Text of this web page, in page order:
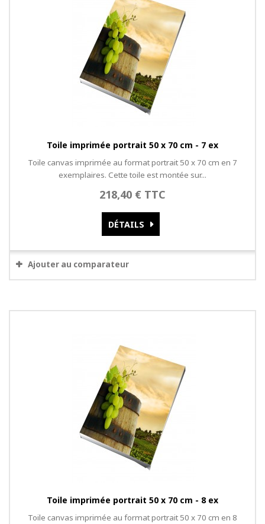
Toile imprimée portrait 50 x 70 cm - 7 ex
Toile canvas imprimée au format portrait 50 x 70 cm en 7
exemplaires. Cette toile est montée sur...
218,40 € TTC
DÉTAILS
Ajouter au comparateur
Toile imprimée portrait 50 x 70 cm - 8 ex
Toile canvas imprimée au format portrait 50 x 70 cm en 8